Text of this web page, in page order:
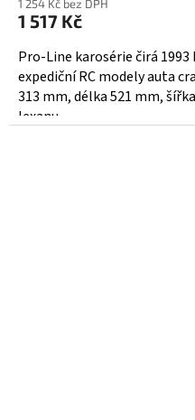
1 254 Kč bez DPH
1 517 Kč
Pro-Line karosérie čirá
expediční RC modely auta
313 mm, délka 521 mm,
lexanu.